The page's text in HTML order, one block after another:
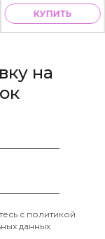
КУПИТЬ
на
с политикой
данных